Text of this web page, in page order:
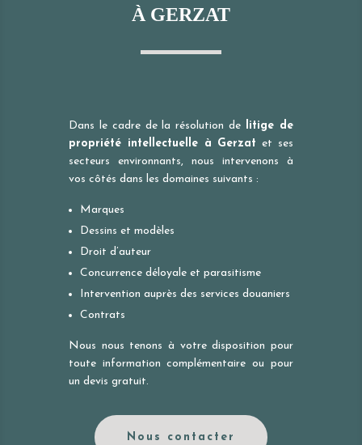
À GERZAT
Dans le cadre de la résolution de litige de
propriété intellectuelle à Gerzat et ses
secteurs environnants, nous intervenons à
vos côtés dans les domaines suivants :
Marques
Dessins et modèles
Droit d’auteur
Concurrence déloyale et parasitisme
Intervention auprès des services douaniers
Contrats
Nous nous tenons à votre disposition pour
toute information complémentaire ou pour
un devis gratuit.
Nous contacter